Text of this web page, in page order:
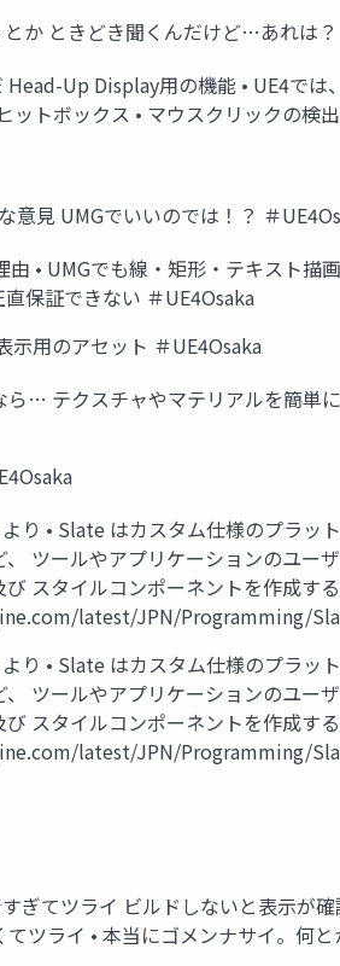
か ときどき聞くんだけど…あれは？
Up Display用の機能 • UE4で
ットボックス • マウスクリックの検
意見 UMGでいいのでは！？ ＃
由 • UMGでも線・矩形・テキスト
保証できない ＃UE4Osaka
示用のアセット ＃UE4Osaka
ら… テクスチャやマテリアルを簡
り • Slate はカスタム仕様のプラッ
ツールやアプリケーションのユー
スタイルコンポーネントを作成す
latest/JPN/Programming/
り • Slate はカスタム仕様のプラッ
ツールやアプリケーションのユー
スタイルコンポーネントを作成す
latest/JPN/Programming/
ぎてツライ ビルドしないと表示が
ツライ • 本当にゴメンナサイ。何